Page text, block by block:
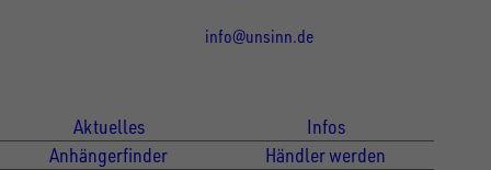
info@unsinn.de
Aktuelles
Anhängerfinder
Infos
Händler werden